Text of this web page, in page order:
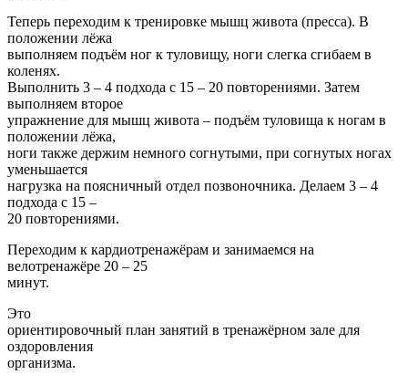
Теперь переходим к тренировке мышц живота (пресса). В
положении лёжа
выполняем подъём ног к туловищу, ноги слегка сгибаем в
коленях.
Выполнить 3 – 4 подхода с 15 – 20 повторениями. Затем
выполняем второе
упражнение для мышц живота – подъём туловища к ногам в
положении лёжа,
ноги также держим немного согнутыми, при согнутых ногах
уменьшается
нагрузка на поясничный отдел позвоночника. Делаем 3 – 4
подхода с 15 –
20 повторениями.
Переходим к кардиотренажёрам и занимаемся на
велотренажёре 20 – 25
минут.
Это
ориентировочный план занятий в тренажёрном зале для
оздоровления
организма.